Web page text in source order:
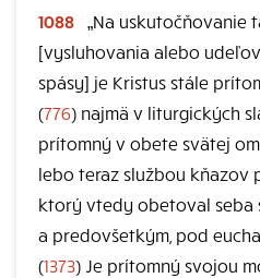
1088 „Na uskutočňovanie
[vysluhovania alebo
spásy] je Kristus stále
(776) najmä v liturgických
prítomný v obete svätej
lebo teraz službou kňazov
ktorý vtedy obetoval seba
a predovšetkým, pod
(1373) Je prítomný svojou